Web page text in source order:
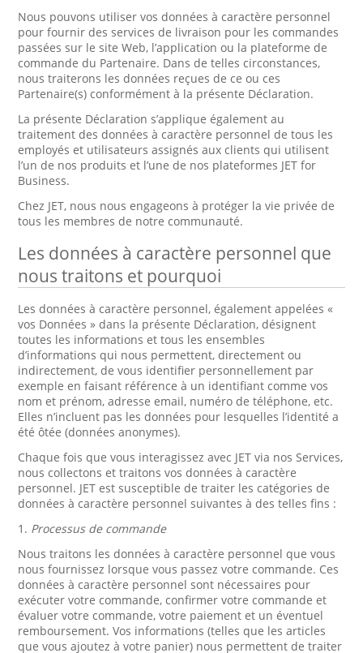
Nous pouvons utiliser vos données à caractère personnel
pour fournir des services de livraison pour les commandes
passées sur le site Web, l’application ou la plateforme de
commande du Partenaire. Dans de telles circonstances,
nous traiterons les données reçues de ce ou ces
Partenaire(s) conformément à la présente Déclaration.
La présente Déclaration s’applique également au
traitement des données à caractère personnel de tous les
employés et utilisateurs assignés aux clients qui utilisent
l’un de nos produits et l’une de nos plateformes JET for
Business.
Chez JET, nous nous engageons à protéger la vie privée de
tous les membres de notre communauté.
Les données à caractère personnel que
nous traitons et pourquoi
Les données à caractère personnel, également appelées «
vos Données » dans la présente Déclaration, désignent
toutes les informations et tous les ensembles
d’informations qui nous permettent, directement ou
indirectement, de vous identifier personnellement par
exemple en faisant référence à un identifiant comme vos
nom et prénom, adresse email, numéro de téléphone, etc.
Elles n’incluent pas les données pour lesquelles l’identité a
été ôtée (données anonymes).
Chaque fois que vous interagissez avec JET via nos Services,
nous collectons et traitons vos données à caractère
personnel. JET est susceptible de traiter les catégories de
données à caractère personnel suivantes à des telles fins :
1. Processus de commande
Nous traitons les données à caractère personnel que vous
nous fournissez lorsque vous passez votre commande. Ces
données à caractère personnel sont nécessaires pour
exécuter votre commande, confirmer votre commande et
évaluer votre commande, votre paiement et un éventuel
remboursement. Vos informations (telles que les articles
que vous ajoutez à votre panier) nous permettent de traiter